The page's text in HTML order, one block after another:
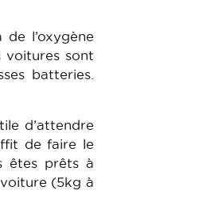
l’oxygène
voitures sont
batteries.
d’attendre
de faire le
êtes prêts à
(5kg à